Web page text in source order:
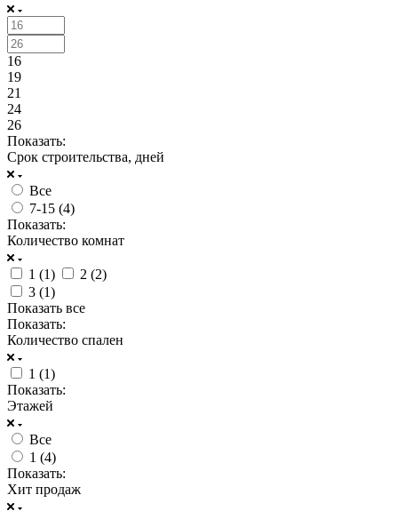
16
19
21
24
26
Показать:
Срок строительства, дней
Все
7-15 (4)
Показать:
Количество комнат
1 (1) 2 (2)
3 (1)
Показать все
Показать:
Количество спален
1 (1)
Показать:
Этажей
Все
1 (4)
Показать:
Хит продаж